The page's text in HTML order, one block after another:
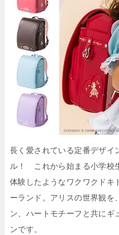
長く愛されている定番デザイ
ル！ これから始まる小学校
体験したようなワクワクドキ
ーランド。アリスの世界観を
ン、ハートモチーフと共にギ
ンです。